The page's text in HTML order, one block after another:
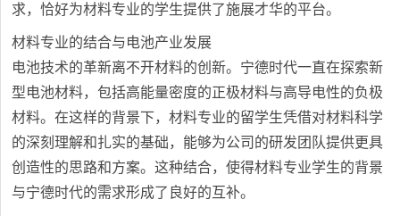
求，恰好为材料专业的学生提供了施展才华的平台。
材料专业的结合与电池产业发展
电池技术的革新离不开材料的创新。宁德时代一直在探索新
型电池材料，包括高能量密度的正极材料与高导电性的负极
材料。在这样的背景下，材料专业的留学生凭借对材料科学
的深刻理解和扎实的基础，能够为公司的研发团队提供更具
创造性的思路和方案。这种结合，使得材料专业学生的背景
与宁德时代的需求形成了良好的互补。